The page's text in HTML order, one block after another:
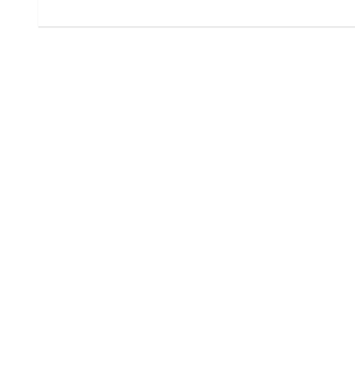
entradas